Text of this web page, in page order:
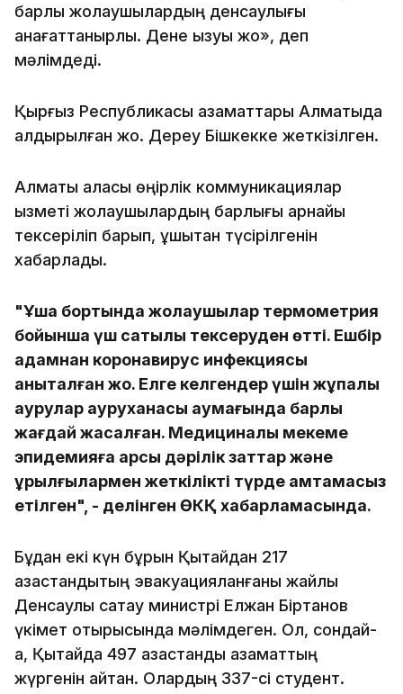
барлық жолаушылардың денсаулығы
қанағаттанырлық. Дене қызуы жоқ», деп
мәлімдеді.
Қырғыз Республикасы азаматтары Алматыда
қалдырылған жоқ. Дереу Бішкекке жеткізілген.
Алматы қаласы өңірлік коммуникациялар
қызметі жолаушылардың барлығы арнайы
тексеріліп барып, ұшықтан түсірілгенін
хабарлады.
"Ұшақ бортында жолаушылар термометрия
бойынша үш сатылы тексеруден өтті. Ешбір
адамнан коронавирус инфекциясы
анықталған жоқ. Елге келгендер үшін жұқпалы
аурулар ауруханасы аумағында барлық
жағдай жасалған. Медициналық мекеме
эпидемияға қарсы дәрілік заттар және
құрылғылармен жеткілікті түрде қамтамасыз
етілген", - делінген ӨКҚ хабарламасында.
Бұдан екі күн бұрын Қытайдан 217
қазақстандықтың эвакуацияланғаны жайлы
Денсаулық сақтау министрі Елжан Біртанов
үкімет отырысында мәлімдеген. Ол, сондай-
ақ, Қытайда 497 қазақстандық азаматтың
жүргенін айтқан. Олардың 337-сі студент.